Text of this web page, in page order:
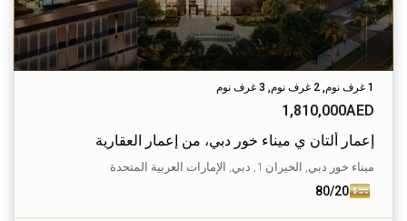
1 غرف نوم, 2 غرف نوم, 3 غرف نوم
1,810,000AED
إعمار ألتان ي ميناء خور دبي، من إعمار العقارية
ميناء خور دبي, الخيران 1, دبي, الإمارات العربية المتحدة
80/20